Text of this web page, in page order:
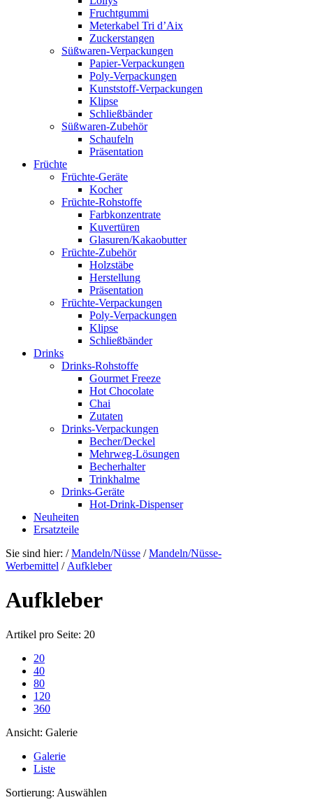
Fruchtgummi
Meterkabel Tri d’Aix
Zuckerstangen
Süßwaren-Verpackungen
Papier-Verpackungen
Poly-Verpackungen
Kunststoff-Verpackungen
Klipse
Schließbänder
Süßwaren-Zubehör
Schaufeln
Präsentation
Früchte
Früchte-Geräte
Kocher
Früchte-Rohstoffe
Farbkonzentrate
Kuvertüren
Glasuren/Kakaobutter
Früchte-Zubehör
Holzstäbe
Herstellung
Präsentation
Früchte-Verpackungen
Poly-Verpackungen
Klipse
Schließbänder
Drinks
Drinks-Rohstoffe
Gourmet Freeze
Hot Chocolate
Chai
Zutaten
Drinks-Verpackungen
Becher/Deckel
Mehrweg-Lösungen
Becherhalter
Trinkhalme
Drinks-Geräte
Hot-Drink-Dispenser
Neuheiten
Ersatzteile
Sie sind hier: /Mandeln/Nüsse /Mandeln/Nüsse-
Werbemittel / Aufkleber
Aufkleber
Artikel pro Seite: 20
20
40
80
120
360
Ansicht: Galerie
Galerie
Liste
Sortierung: Auswählen